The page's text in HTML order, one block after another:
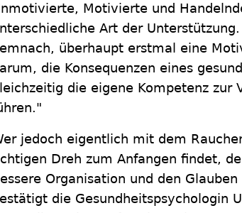
Motivierte und
Art der
überhaupt erstmal eine
die Konsequenzen eines
die eigene Kompetenz zur
jedoch eigentlich mit dem
Dreh zum Anfangen findet,
Organisation und den
die Gesundheitspsychologin